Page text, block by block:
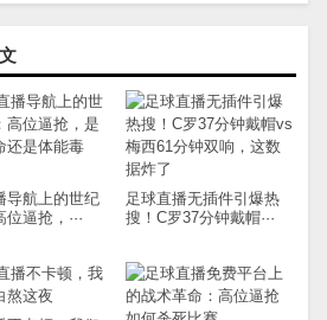
导航上的世纪
逼抢，···
足球直播无插件引爆热
搜！C罗37分钟戴帽···